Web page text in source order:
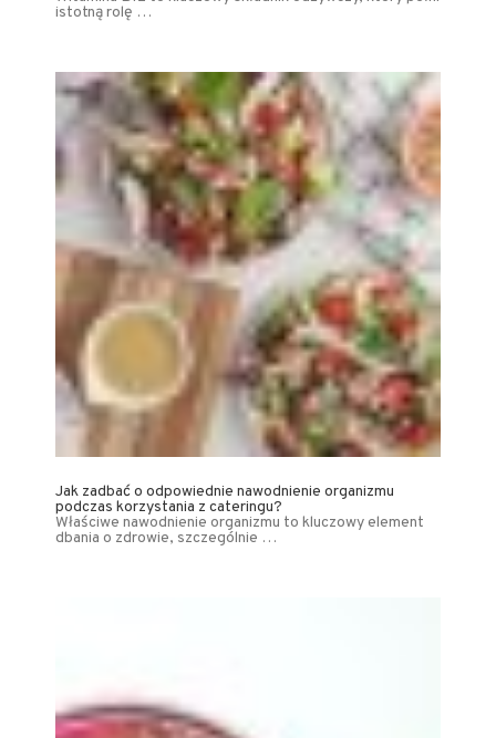
istotną rolę …
Jak zadbać o odpowiednie nawodnienie organizmu
podczas korzystania z cateringu?
Właściwe nawodnienie organizmu to kluczowy element
dbania o zdrowie, szczególnie …